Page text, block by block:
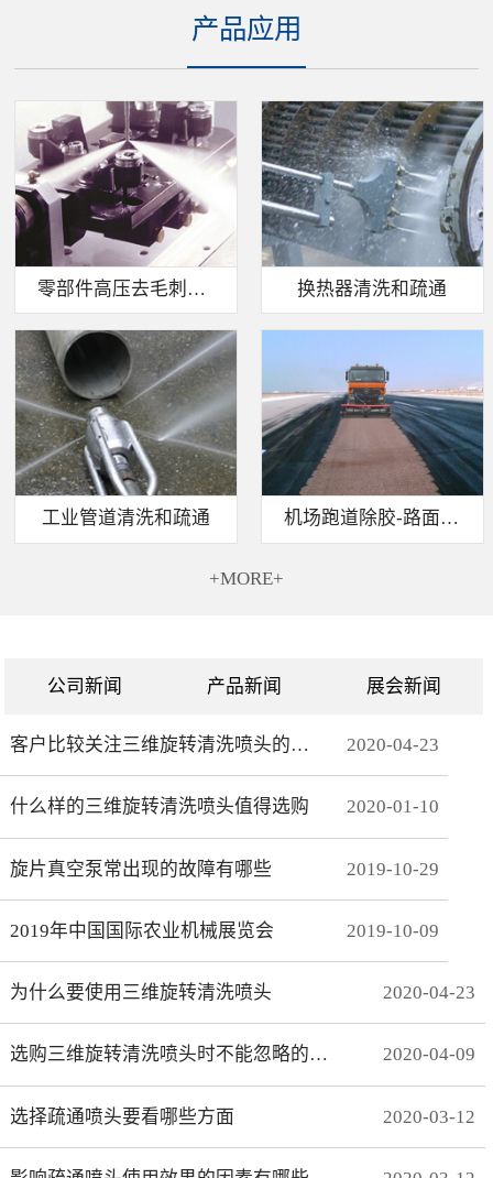
产品应用
零部件高压去毛刺清洗 换热器清洗和疏通
工业管道清洗和疏通 机场跑道除胶-路面标线清除
+MORE+
公司新闻 产品新闻 展会新闻
客户比较关注三维旋转清洗喷头的哪些方面 2020-04-23
什么样的三维旋转清洗喷头值得选购 2020-01-10
旋片真空泵常出现的故障有哪些 2019-10-29
2019年中国国际农业机械展览会 2019-10-09
为什么要使用三维旋转清洗喷头 2020-04-23
选购三维旋转清洗喷头时不能忽略的事项有哪些 2020-04-09
选择疏通喷头要看哪些方面 2020-03-12